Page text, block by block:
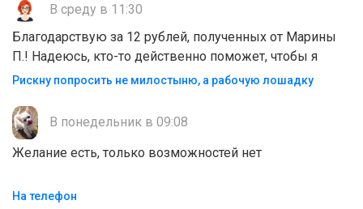
В среду в 11:30
Благодарствую за 12 рублей, полученных от Марины
П.! Надеюсь, кто-то действенно поможет, чтобы я
Рискну попросить не милостыню, а рабочую лошадку
В понедельник в 09:08
Желание есть, только возможностей нет
На телефон